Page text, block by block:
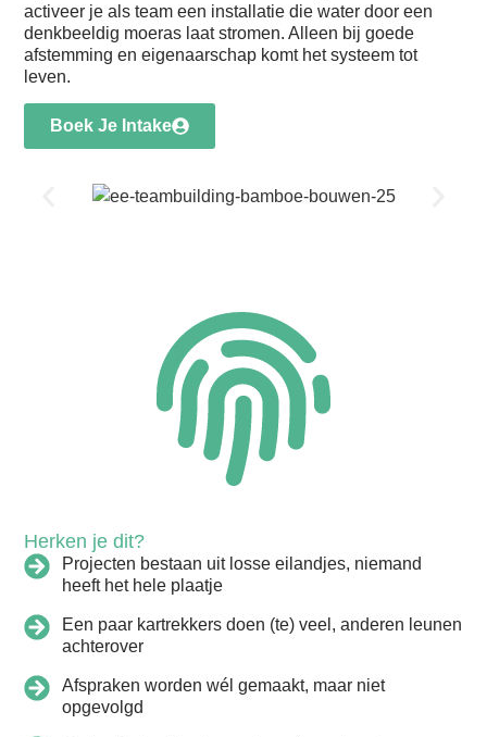
activeer je als team een installatie die water door een
denkbeeldig moeras laat stromen. Alleen bij goede
afstemming en eigenaarschap komt het systeem tot
leven.
Boek Je Intake
Herken je dit?
Projecten bestaan uit losse eilandjes, niemand
heeft het hele plaatje
Een paar kartrekkers doen (te) veel, anderen leunen
achterover
Afspraken worden wél gemaakt, maar niet
opgevolgd